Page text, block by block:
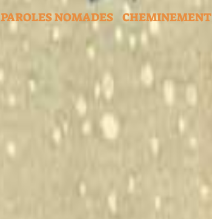
PAROLES NOMADES CHEMINEMENT